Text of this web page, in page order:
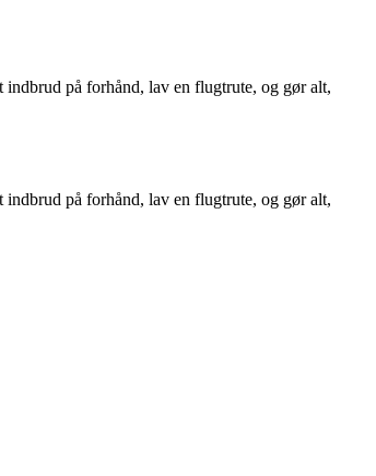
på forhånd, lav en flugtrute, og gør alt,
på forhånd, lav en flugtrute, og gør alt,